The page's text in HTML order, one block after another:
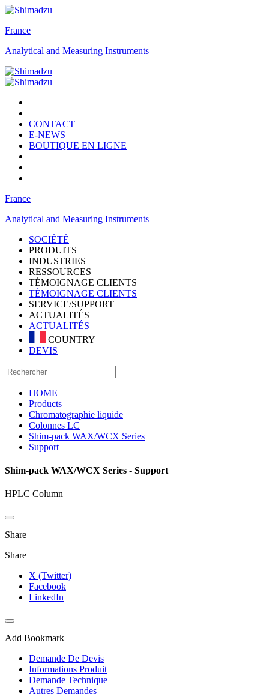
France
Analytical and Measuring Instruments
CONTACT
E-NEWS
BOUTIQUE EN LIGNE
France
Analytical and Measuring Instruments
SOCIÉTÉ
PRODUITS
INDUSTRIES
RESSOURCES
TÉMOIGNAGE CLIENTS
TÉMOIGNAGE CLIENTS
SERVICE/SUPPORT
ACTUALITÉS
ACTUALITÉS
COUNTRY
DEVIS
HOME
Products
Chromatographie liquide
Colonnes LC
Shim-pack WAX/WCX Series
Support
Shim-pack WAX/WCX Series - Support
HPLC Column
Share
Share
X (Twitter)
Facebook
LinkedIn
Add Bookmark
Demande De Devis
Informations Produit
Demande Technique
Autres Demandes